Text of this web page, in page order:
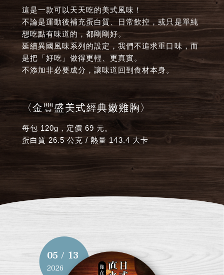
這是一款可以天天吃的美式風味！
不論是運動後補充蛋白質、日常飲控，或只是單純
想吃點有味道的，都剛剛好。
延續異國風味系列的設定，我們不追求重口味，而
是把「好吃」做得更輕、更真實。
不添加非必要成分，讓味道回到食材本身。
〈金豐盛美式經典嫩雞胸〉
每包 120g，定價 69 元。
蛋白質 26.5 公克 / 熱量 143.4 大卡
05 / 13
2026